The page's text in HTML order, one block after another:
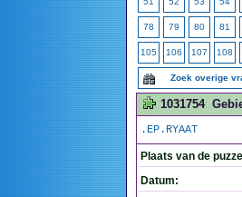
78 79 80 81
105 106 107 108
Zoek overige
1031754
.EP.RYAAT
Plaats van de
Datum: